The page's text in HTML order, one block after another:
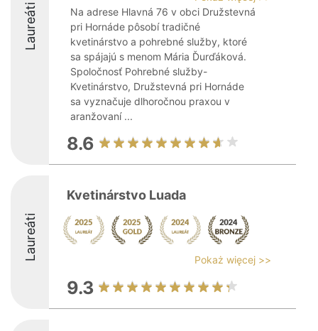
Laureáti
Na adrese Hlavná 76 v obci Družstevná
pri Hornáde pôsobí tradičné
kvetinárstvo a pohrebné služby, ktoré
sa spájajú s menom Mária Ďurďáková.
Spoločnosť Pohrebné služby-
Kvetinárstvo, Družstevná pri Hornáde
sa vyznačuje dlhoročnou praxou v
aranžovaní ...
8.6
Laureáti
Kvetinárstvo Luada
Pokaż więcej >>
9.3